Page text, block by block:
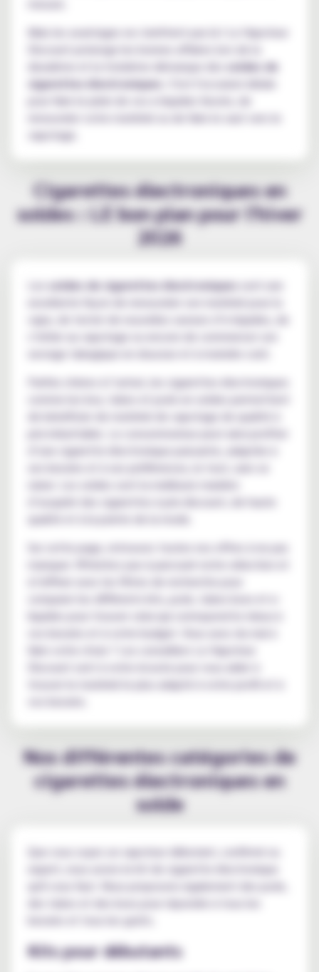
Mais les avantages ne s'arrêtent pas là ! Le Vapoteur
soldes de
cigarettes électroniques
pour faire le plein de vos e-liquides favoris, de
renouveler votre matériel ou de faire le saut vers le
vapotage.
Cigarettes électroniques en
soldes : LE bon plan pour l'hiver
2026
soldes de cigarettes électroniques sont une
vape, de tester de nouvelles saveurs d’e-liquides, de
s’initier au vapotage ou encore de commencer son
sevrage tabagique en douceur et à moindre coût.
Parfois chères à l’achat, les cigarettes électroniques
de bénéficier de matériel de vapotage de qualité à
d’une cigarette électronique puissante, adaptée à
d’acquérir des cigarettes à prix discount, de haute
qualité et à la pointe de la mode.
Sur cette page, retrouvez toutes nos offres à ne pas
manquer. N'hésitez pas à parcourir notre sélection et
liquides pour trouver celui qui correspond le mieux à
vos besoins et à votre budget. Vous avez du mal à
faire votre choix ? Les conseillers Le Vapoteur
trouver le matériel le plus adapté à votre profil et à
Nos différentes catégories de
cigarettes électroniques en
solde
Que vous soyez un vapoteur débutant, confirmé ou
expert, nous avons le kit de cigarette électronique
qu'il vous faut. Nous proposons également des pods,
Kits pour débutants